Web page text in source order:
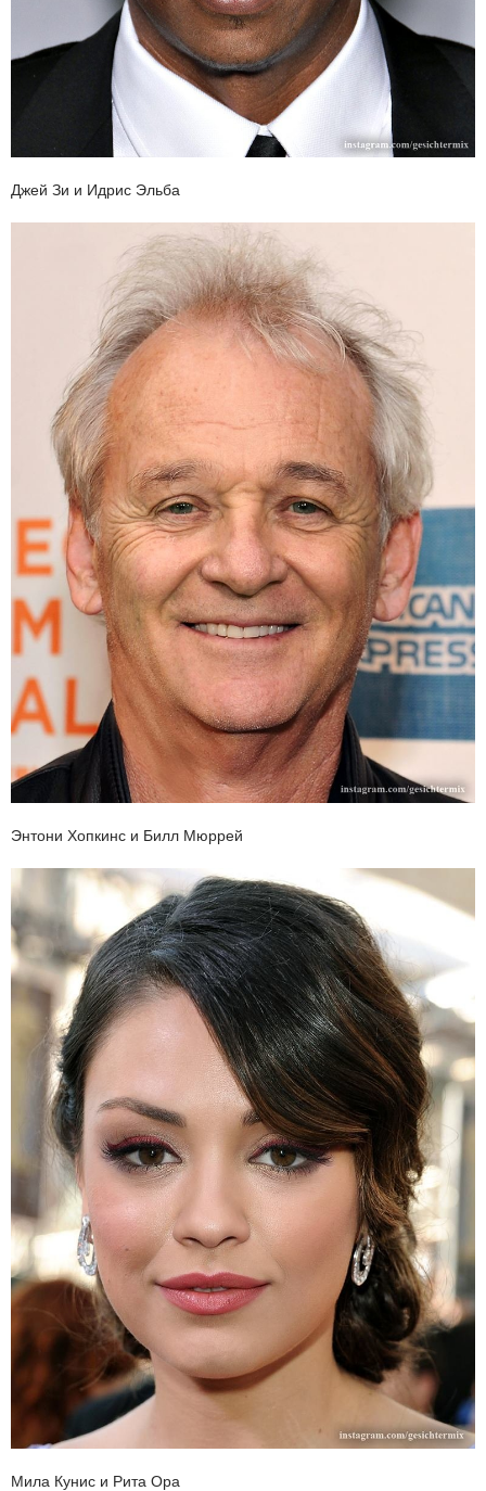
Джей Зи и Идрис Эльба
Энтони Хопкинс и Билл Мюррей
Мила Кунис и Рита Ора